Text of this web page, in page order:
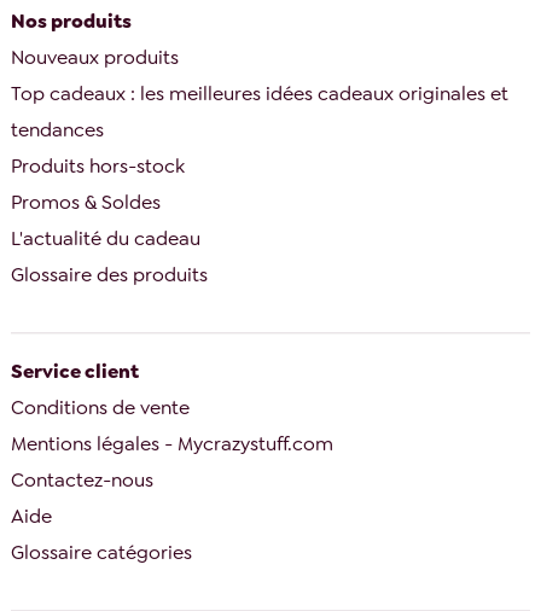
Nos produits
Nouveaux produits
Top cadeaux : les meilleures idées cadeaux originales et
tendances
Produits hors-stock
Promos & Soldes
L'actualité du cadeau
Glossaire des produits
Service client
Conditions de vente
Mentions légales - Mycrazystuff.com
Contactez-nous
Aide
Glossaire catégories